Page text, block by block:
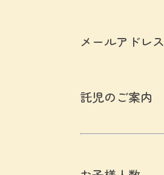
メールアドレス
託児のご案内